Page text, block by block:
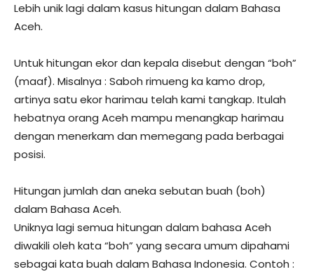
Lebih unik lagi dalam kasus hitungan dalam Bahasa
Aceh.
Untuk hitungan ekor dan kepala disebut dengan “boh”
(maaf). Misalnya : Saboh rimueng ka kamo drop,
artinya satu ekor harimau telah kami tangkap. Itulah
hebatnya orang Aceh mampu menangkap harimau
dengan menerkam dan memegang pada berbagai
posisi.
Hitungan jumlah dan aneka sebutan buah (boh)
dalam Bahasa Aceh.
Uniknya lagi semua hitungan dalam bahasa Aceh
diwakili oleh kata “boh” yang secara umum dipahami
sebagai kata buah dalam Bahasa Indonesia. Contoh :